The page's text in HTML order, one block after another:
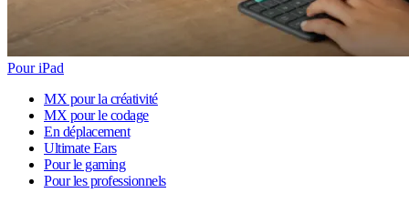
Pour iPad
MX pour la créativité
MX pour le codage
En déplacement
Ultimate Ears
Pour le gaming
Pour les professionnels